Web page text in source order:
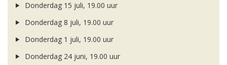
Donderdag 15 juli, 19.00 uur
Donderdag 8 juli, 19.00 uur
Donderdag 1 juli, 19.00 uur
Donderdag 24 juni, 19.00 uur